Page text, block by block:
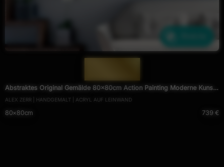
Abstraktes Original Gemälde 80x80cm Action Painting Moderne Kunst
handgemalt Mischtechnik rot pink violett einzigartig
ALEX ZERR | HANDGEMALT | ACRYL AUF LEINWAND
80×80cm 739 €